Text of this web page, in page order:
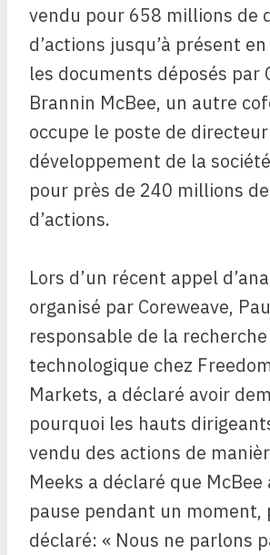
vendu pour 658 millions de
d’actions jusqu’à présent
les documents déposés par
Brannin McBee, un autre
occupe le poste de
développement de la
pour près de 240 millions
d’actions.
Lors d’un récent appel
organisé par Coreweave,
responsable de la recherche
technologique chez
Markets, a déclaré avoir
pourquoi les hauts
vendu des actions de
Meeks a déclaré que
pause pendant un moment,
déclaré: « Nous ne parlons